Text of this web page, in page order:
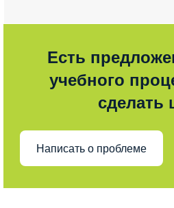
Есть
учебного
сделать
Написать о проблеме